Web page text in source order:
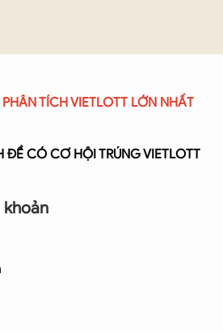
TÍCH VIETLOTT LỚN NHẤT
ĐỂ CÓ CƠ HỘI TRÚNG VIETLOTT